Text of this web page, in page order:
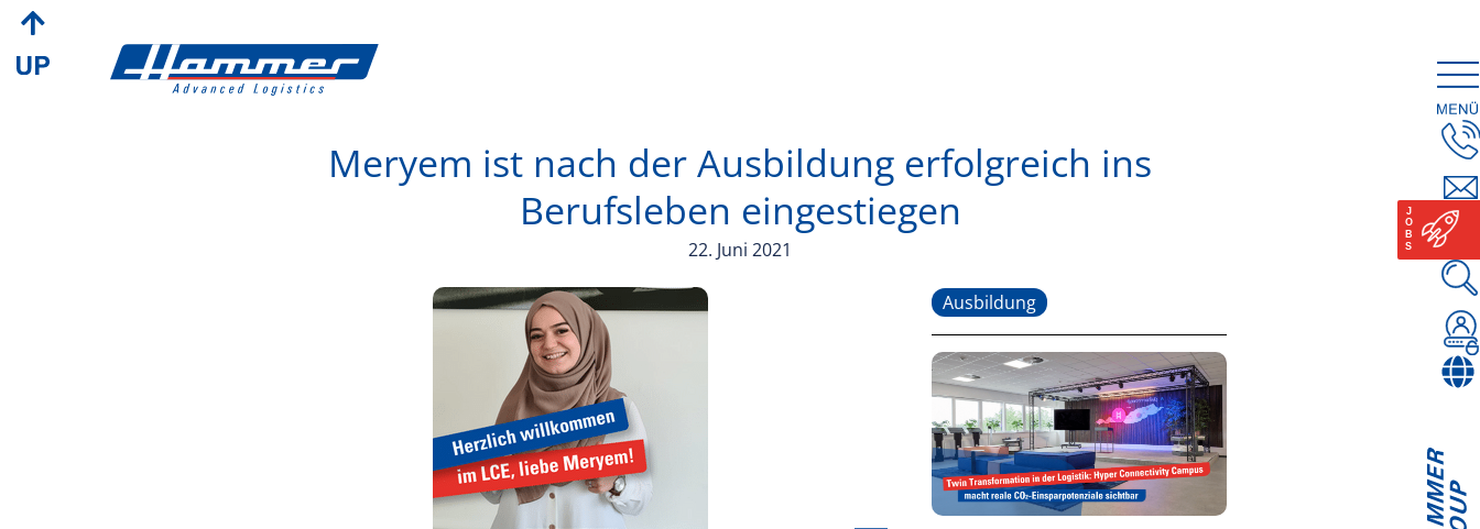
Meryem ist nach der Ausbildung erfolgreich ins
Berufsleben eingestiegen
22. Juni 2021
Ausbildung